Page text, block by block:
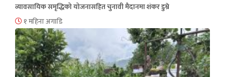
व्यावसायिक समृद्धिको योजनासहित चुनावी मैदानमा शंकर डुम्रे
१ महिना अगाडि